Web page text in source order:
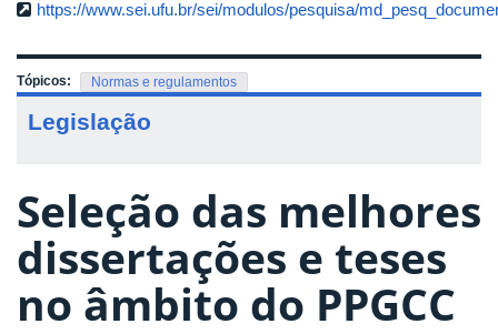
https://www.sei.ufu.br/sei/modulos/pesquisa/
Tópicos: Normas e regulamentos
Legislação
Seleção das melhores
dissertações e teses
no âmbito do PPGCC